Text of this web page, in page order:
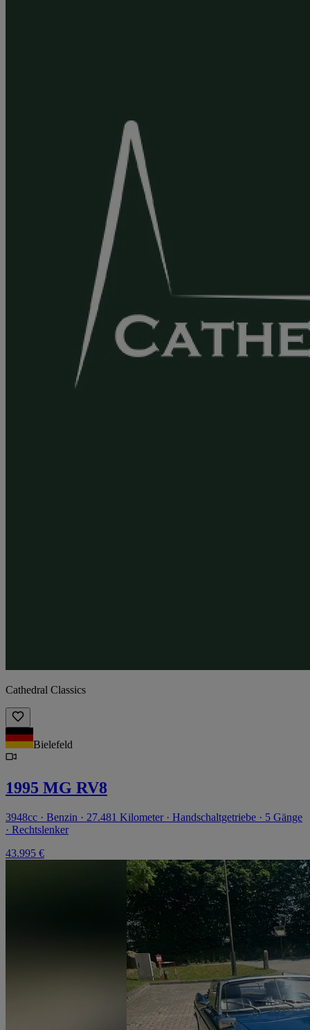
Cathedral Classics
Bielefeld
1995 MG RV8
3948cc · Benzin · 27.481 Kilometer · Handschaltgetriebe · 5 Gänge
· Rechtslenker
43.995 €